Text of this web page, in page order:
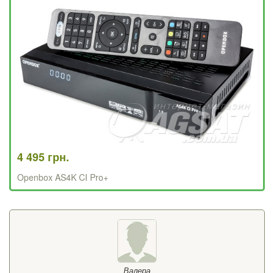
4 495 грн.
Openbox AS4K CI Pro+